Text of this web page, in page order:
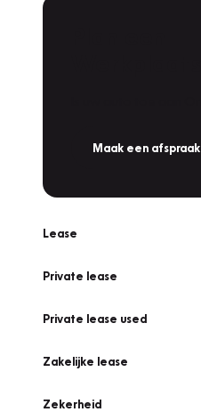
Maak een afspraak
Lease
Private lease
Private lease used
Zakelijke lease
Zekerheid